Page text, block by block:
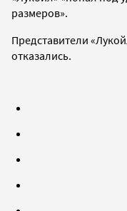
размеров».
Представители
отказались.